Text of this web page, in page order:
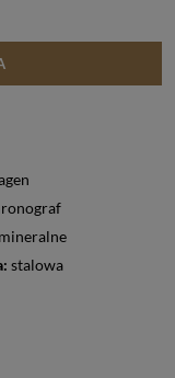
mineralne
stalowa